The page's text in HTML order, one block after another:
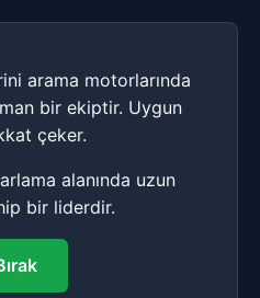
arama motorlarında
bir ekiptir. Uygun
çeker.
alanında uzun
bir liderdir.